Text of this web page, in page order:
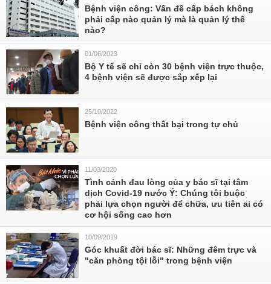
Bệnh viện công: Vấn đề cấp bách không
phải cấp nào quản lý mà là quản lý thế
nào?
01/06/2023
Bộ Y tế sẽ chỉ còn 30 bệnh viện trực thuộc,
4 bệnh viện sẽ được sắp xếp lại
25/10/2022
Bệnh viện công thất bại trong tự chủ
11/03/2020
Tình cảnh đau lòng của y bác sĩ tại tâm
dịch Covid-19 nước Ý: Chúng tôi buộc
phải lựa chọn người để chữa, ưu tiên ai có
cơ hội sống cao hơn
10/09/2019
Góc khuất đời bác sĩ: Những đêm trực và
"căn phòng tội lỗi" trong bệnh viện